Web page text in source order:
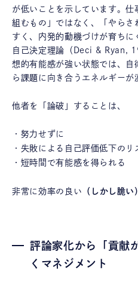
が低いことを示しています。仕
組むもの」ではなく、「やらさ
すく、内発的動機づけが育ちに
自己決定理論（Deci & Ryan,
想的有能感が強い状態では、自
ら課題に向き合うエネルギーが
他者を「論破」することは、
・努力せずに
・失敗による自己評価低下のリ
・短時間で有能感を得られる
非常に効率の良い （しかし脆い
評論家化から「貢献
くマネジメント